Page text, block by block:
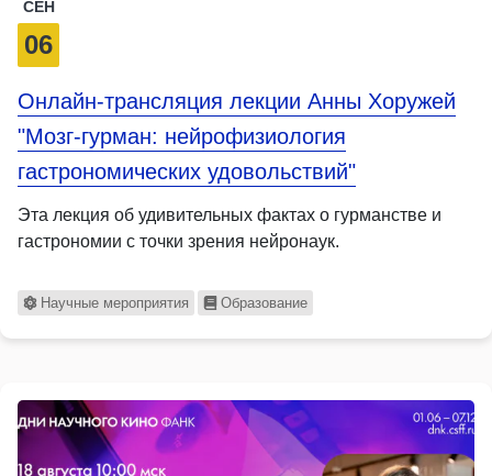
СЕН
06
Онлайн-трансляция лекции Анны Хоружей
"Мозг-гурман: нейрофизиология
гастрономических удовольствий"
Эта лекция об удивительных фактах о гурманстве и
гастрономии с точки зрения нейронаук.
Научные мероприятия Образование